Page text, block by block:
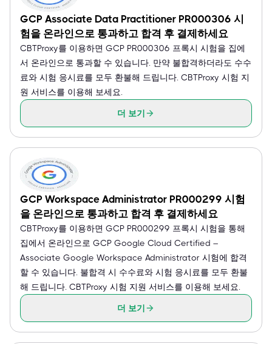
GCP Associate Data Practitioner PR000306 시
험을 온라인으로 통과하고 합격 후 결제하세요
CBTProxy를 이용하면 GCP PR000306 프록시 시험을 집에
서 온라인으로 통과할 수 있습니다. 만약 불합격하더라도 수수
료와 시험 응시료를 모두 환불해 드립니다. CBTProxy 시험 지
원 서비스를 이용해 보세요.
더 보기
GCP Workspace Administrator PR000299 시험
을 온라인으로 통과하고 합격 후 결제하세요
CBTProxy를 이용하면 GCP PR000299 프록시 시험을 통해
집에서 온라인으로 GCP Google Cloud Certified –
Associate Google Workspace Administrator 시험에 합격
할 수 있습니다. 불합격 시 수수료와 시험 응시료를 모두 환불
해 드립니다. CBTProxy 시험 지원 서비스를 이용해 보세요.
더 보기